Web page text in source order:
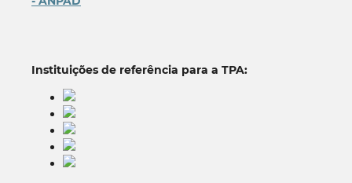
Instituições de referência para a TPA: